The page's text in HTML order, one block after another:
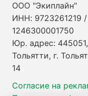
ООО "Экиплайн"
ИНН: 9723261219
1246300001750
Юр. адрес:
Тольятти, г.
14
Согласие на